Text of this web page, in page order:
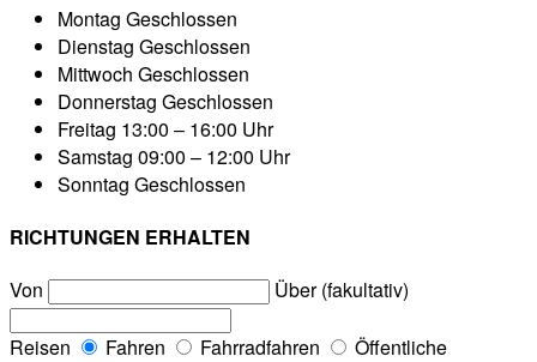
Montag Geschlossen
Dienstag Geschlossen
Mittwoch Geschlossen
Donnerstag Geschlossen
Freitag 13:00 – 16:00 Uhr
Samstag 09:00 – 12:00 Uhr
Sonntag Geschlossen
RICHTUNGEN ERHALTEN
Von
Über (fakultativ)
Reisen Fahren Fahrradfahren
Öffentliche